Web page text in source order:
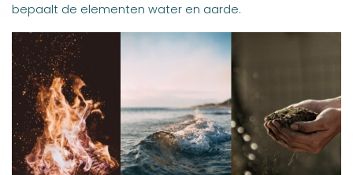
bepaalt de elementen water en aarde.